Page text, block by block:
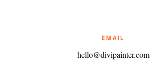
EMAIL
hello@divipainter.com